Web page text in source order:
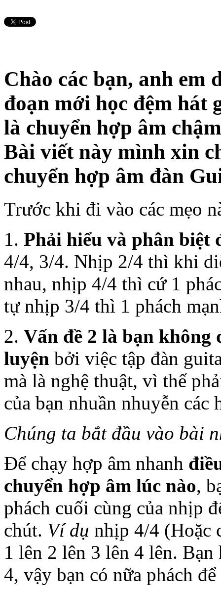
Chào các bạn, anh em
đoạn mới học đệm hát
là chuyển hợp âm
Bài viết này mình xin
chuyển hợp âm đàn
Trước khi đi vào các mẹo
1. Phải hiểu và phân biệt
4/4, 3/4. Nhịp 2/4 thì khi
nhau, nhịp 4/4 thì cứ 1
tự nhịp 3/4 thì 1 phách
2. Vấn đề 2 là bạn không
luyện bởi việc tập đàn
mà là nghệ thuật, vì thế
của bạn nhuần nhuyễn
Chúng ta bắt đầu vào bài
Để chạy hợp âm nhanh
chuyển hợp âm lúc nào,
phách cuối cùng của nhịp
chút. Ví dụ nhịp 4/4 (Hoặc
1 lên 2 lên 3 lên 4 lên.
4, vậy bạn có nữa phách